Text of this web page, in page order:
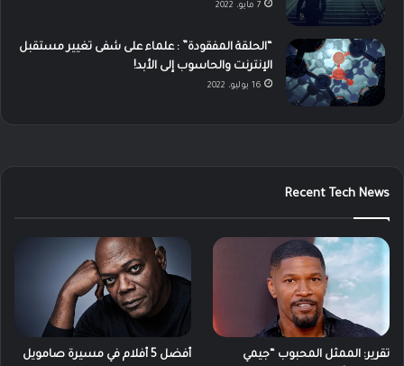
7 مايو، 2022
“الحلقة المفقودة” : علماء على شفى تغيير مستقبل
الإنترنت والحاسوب إلى الأبد!
16 يوليو، 2022
Recent Tech News
تقرير: الممثل المحبوب “جيمي
أفضل 5 أفلام في مسيرة صامويل